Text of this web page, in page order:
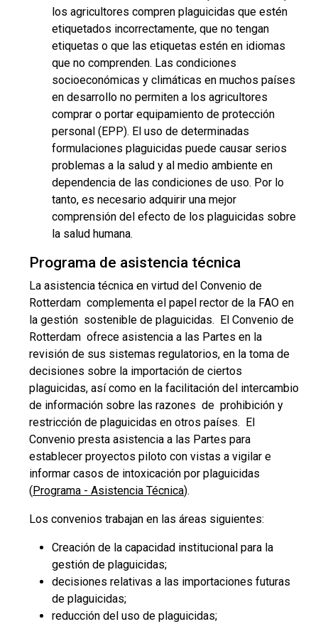
los agricultores compren plaguicidas que estén
etiquetados incorrectamente, que no tengan
etiquetas o que las etiquetas estén en idiomas
que no comprenden. Las condiciones
socioeconómicas y climáticas en muchos países
en desarrollo no permiten a los agricultores
comprar o portar equipamiento de protección
personal (EPP). El uso de determinadas
formulaciones plaguicidas puede causar serios
problemas a la salud y al medio ambiente en
dependencia de las condiciones de uso. Por lo
tanto, es necesario adquirir una mejor
comprensión del efecto de los plaguicidas sobre
la salud humana.
Programa de asistencia técnica
La asistencia técnica en virtud del Convenio de
Rotterdam complementa el papel rector de la FAO en
la gestión sostenible de plaguicidas. El Convenio de
Rotterdam ofrece asistencia a las Partes en la
revisión de sus sistemas regulatorios, en la toma de
decisiones sobre la importación de ciertos
plaguicidas, así como en la facilitación del intercambio
de información sobre las razones de prohibición y
restricción de plaguicidas en otros países. El
Convenio presta asistencia a las Partes para
establecer proyectos piloto con vistas a vigilar e
informar casos de intoxicación por plaguicidas
( Programa - Asistencia Técnica).
Los convenios trabajan en las áreas siguientes:
Creación de la capacidad institucional para la
gestión de plaguicidas;
decisiones relativas a las importaciones futuras
de plaguicidas;
reducción del uso de plaguicidas;